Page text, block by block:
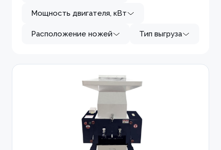
Мощность двигателя, кВт
Расположение ножей Тип выгруза